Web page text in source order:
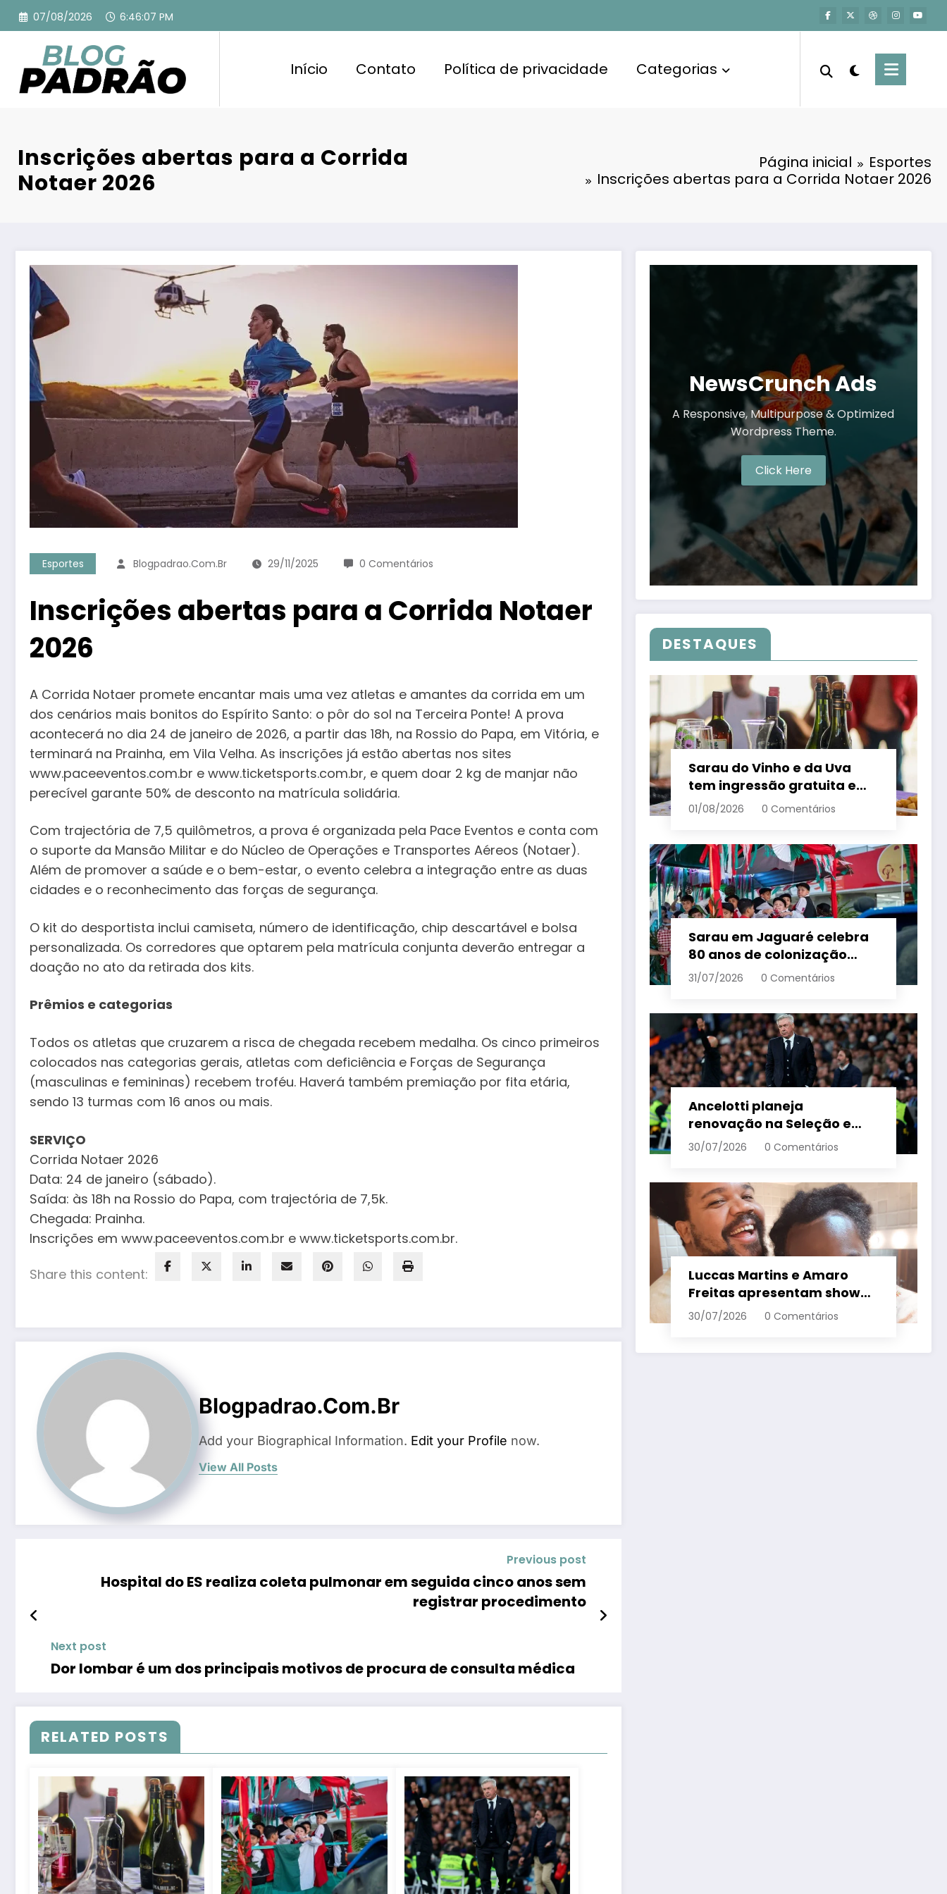
Pular
para
conteúdo
07/08/2026 6:46:08 PM
Início Contato Política de privacidade Categorias
Inscrições abertas para a Corrida
Notaer 2026
Página inicial
Esportes
Inscrições abertas para a Corrida Notaer 2026
Esportes Blogpadrao.com.br 29/11/2025 0 Comentários
Inscrições abertas para a Corrida Notaer
2026
A Corrida Notaer promete encantar mais uma vez atletas e amantes da corrida em um
dos cenários mais bonitos do Espírito Santo: o pôr do sol na Terceira Ponte! A prova
acontecerá no dia 24 de janeiro de 2026, a partir das 18h, na Rossio do Papa, em Vitória, e
terminará na Prainha, em Vila Velha. As inscrições já estão abertas nos sites
www.paceeventos.com.br e www.ticketsports.com.br, e quem doar 2 kg de manjar não
perecível garante 50% de desconto na matrícula solidária.
Com trajectória de 7,5 quilômetros, a prova é organizada pela Pace Eventos e conta com
o suporte da Mansão Militar e do Núcleo de Operações e Transportes Aéreos (Notaer).
Além de promover a saúde e o bem-estar, o evento celebra a integração entre as duas
cidades e o reconhecimento das forças de segurança.
O kit do desportista inclui camiseta, número de identificação, chip descartável e bolsa
personalizada. Os corredores que optarem pela matrícula conjunta deverão entregar a
doação no ato da retirada dos kits.
Prêmios e categorias
Todos os atletas que cruzarem a risca de chegada recebem medalha. Os cinco primeiros
colocados nas categorias gerais, atletas com deficiência e Forças de Segurança
(masculinas e femininas) recebem troféu. Haverá também premiação por fita etária,
sendo 13 turmas com 16 anos ou mais.
SERVIÇO
Corrida Notaer 2026
Data: 24 de janeiro (sábado).
Saída: às 18h na Rossio do Papa, com trajectória de 7,5k.
Chegada: Prainha.
Inscrições em www.paceeventos.com.br e www.ticketsports.com.br.
Share this content:
Blogpadrao.com.br
Add your Biographical Information. Edit your Profile now.
View All Posts
Previous post
Hospital do ES realiza coleta pulmonar em seguida cinco anos sem
registrar procedimento
Next post
Dor lombar é um dos principais motivos de procura de consulta médica
RELATED POSTS
NewsCrunch Ads
A Responsive, Multipurpose & Optimized
Wordpress Theme.
Click Here
DESTAQUES
Sarau do Vinho e da Uva
tem ingressão gratuita e
distribui 250 litros de suco
01/08/2026 0 Comentários
Sarau em Jaguaré celebra
80 anos de colonização
italiana com tradição e
31/07/2026 0 Comentários
Ancelotti planeja
renovação na Seleção e
menciona termo de ciclo
30/07/2026 0 Comentários
Luccas Martins e Amaro
Freitas apresentam show
inédito e gratuito em
30/07/2026 0 Comentários